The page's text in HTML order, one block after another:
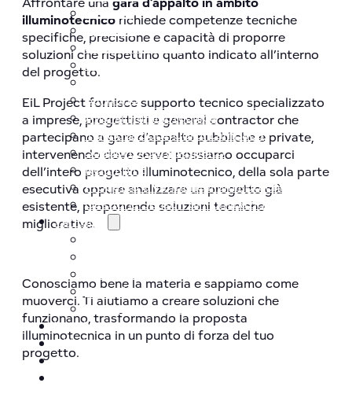
Aziende
Sportivo
Storico/artistico
Pubblico
Outdoor
Sanitario
Analisi Illuminotecnica
Individuazione Corpi Lampada
Supporto Gare Appalto
Relamping
Progetto e verifiche illuminotecniche
Gestione Sensori di Illuminazione
Vantaggi
Consulenza
Interlocutore unico
Marchi
Chi siamo
Contatti
illuminotecnico richiede competenze tecniche
specifiche, precisione e capacità di proporre
soluzioni che rispettino quanto indicato all’interno
del progetto.
EiL Project fornisce supporto tecnico specializzato
a imprese, progettisti e general contractor che
partecipano a gare d’appalto pubbliche e private,
intervenendo dove serve: possiamo occuparci
dell’intero progetto illuminotecnico, della sola parte
esecutiva oppure analizzare un progetto già
esistente, proponendo soluzioni tecniche
migliorative.
Conosciamo bene la materia e sappiamo come
muoverci. Ti aiutiamo a creare soluzioni che
funzionano, trasformando la proposta
illuminotecnica in un punto di forza del tuo
progetto.